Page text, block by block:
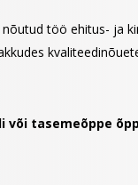
töö ehitus- ja
või tasemeõppe